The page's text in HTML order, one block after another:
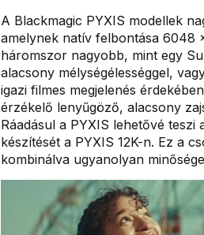
A Blackmagic PYXIS modellek
amelynek natív felbontása 6048
háromszor nagyobb, mint egy
alacsony mélységélességgel,
igazi filmes megjelenés
érzékelő lenyűgöző, alacsony
Ráadásul a PYXIS lehetővé
készítését a PYXIS 12K-n. Ez a
kombinálva ugyanolyan